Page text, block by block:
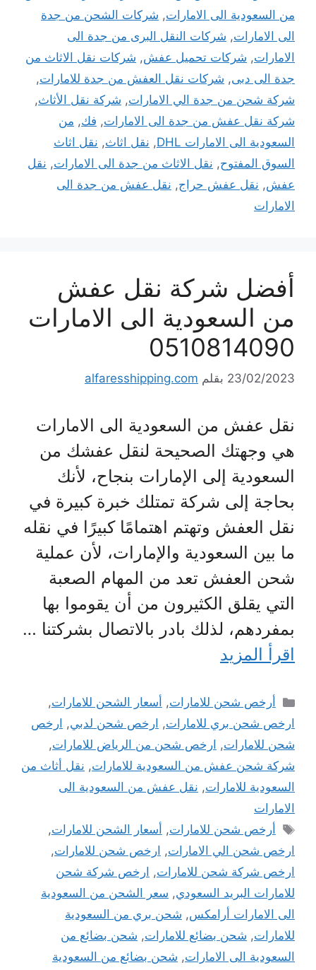
من السعودية الى الامارات, شركات الشحن من جدة
الى الامارات, شركات النقل البرى من جدة الى
الامارات, شركات تحميل عفش, شركات نقل الاثاث من
جدة الى دبى, شركات نقل العفش من جدة للامارات,
شركة شحن من جدة الي الامارات, شركة نقل الأثاث,
شركة نقل عفش من جدة الى الامارات, فك, من
السعودية الى الامارات DHL
, نقل اثاث, نقل اثاث
السوق المفتوح, نقل الاثاث من جدة الى الامارات, نقل
عفش, نقل عفش حراج, نقل عفش من جدة الى
الامارات
أفضل شركة نقل عفش
من السعودية الى الامارات
0510814090
23/02/2023 بقلم alfaresshipping.com
نقل عفش من السعودية الى الامارات
هي وجهتك الصحيحة لنقل عفشك من
السعودية إلى الإمارات بنجاح، لأنك
بحاجة إلى شركة تمتلك خبرة كبيرة في
نقل العفش وتهتم اهتمامًا كبيرًا في نقله
ما بين السعودية والإمارات، لأن عملية
شحن العفش تعد من المهام الصعبة
التي يقلق الكثيرون من أن يقوموا بها
بمفردهم، لذلك بادر بالاتصال بشركتنا …
اقرأ المزيد
التصنيفات
أرخص شحن للامارات, أسعار الشحن للامارات,
ارخص شحن بري للامارات, ارخص شحن لدبي, ارخص
شحن للامارات, ارخص شحن من الرياض للامارات,
شركة شحن عفش من السعودية للامارات, نقل أثاث من
السعودية للامارات, نقل عفش من السعودية الى
الامارات
الوسوم
أرخص شحن للامارات, أسعار الشحن للامارات,
ارخص شحن الي الامارات, ارخص شحن للامارات,
ارخص شركة شحن للامارات, ارخص شركة شحن
للامارات البريد السعودي, سعر الشحن من السعودية
الى الامارات أرامكس, شحن بري من السعودية
للامارات, شحن بضائع للامارات, شحن بضائع من
السعودية الى الامارات, شحن بضائع من السعودية